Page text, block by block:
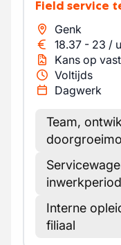
Field service
Genk
18.37 - 23 /
Kans op vast
Voltijds
Dagwerk
Team,
Interne
filiaal